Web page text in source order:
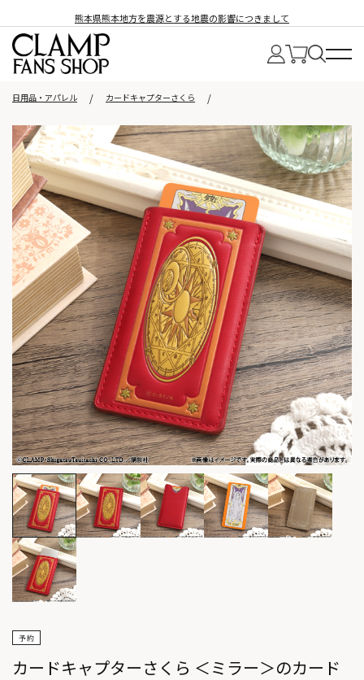
熊本県熊本地方を震源とする地震の影響につきまして
日用品・アパレル カードキャプターさくら
カードキャプターさくら ＜ミラー＞のカード